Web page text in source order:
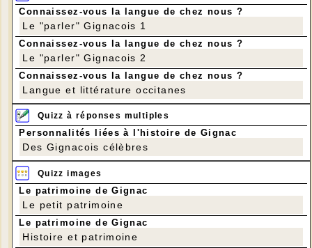
Orchis Bouffon
---
Depuis la fin mars, sur le Pech des Eoules, une orchidée, très rare
chez nous depuis les années 1980, victime des engrais, est en
fleurs. Il s’agit de l’orchis bouffon (nom latinorchis morio).
C’est la première orchidée à fleurir, en général en avril, mais cette
année elle a fleuri fin mars. Jusqu'à la fin de la seconde guerre
mondiale, les bulbes de cette orchidée servaient à des fins
médicinales, notamment pour soigner les problèmes digestifs et
intestinaux.
Connaissez-vous la langue de chez nous ?
Le "parler" Gignacois 1
Connaissez-vous la langue de chez nous ?
Le "parler" Gignacois 2
Connaissez-vous la langue de chez nous ?
Langue et littérature occitanes
Quizz à réponses multiples
Personnalités liées à l'histoire de Gignac
Des Gignacois célèbres
Quizz images
Le patrimoine de Gignac
Le petit patrimoine
Le patrimoine de Gignac
Histoire et patrimoine